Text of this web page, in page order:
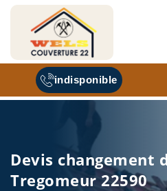
indisponible
Devis changement
Tregomeur 22590